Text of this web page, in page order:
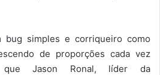
bug simples e corriqueiro como
de proporções cada vez
Jason Ronal, líder da